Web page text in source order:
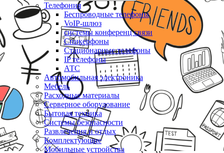
Телефония
Беспроводные телефоны
VoIP-шлюз
системы конференц связи
Спикерфоны
Стационарные телефоны
IP телефоны
АТС
Автомобильная электроника
Мебель
Расходные материалы
Серверное оборудование
Бытовая техника
Системы безопасности
Развлечения и отдых
Комплектующие
Мобильные устройства